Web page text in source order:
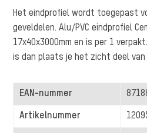
Het eindprofiel wordt toegepast
geveldelen. Alu/PVC eindprofiel
17x40x3000mm en is per 1
is dan plaats je het zicht deel
EAN-nummer
Artikelnummer